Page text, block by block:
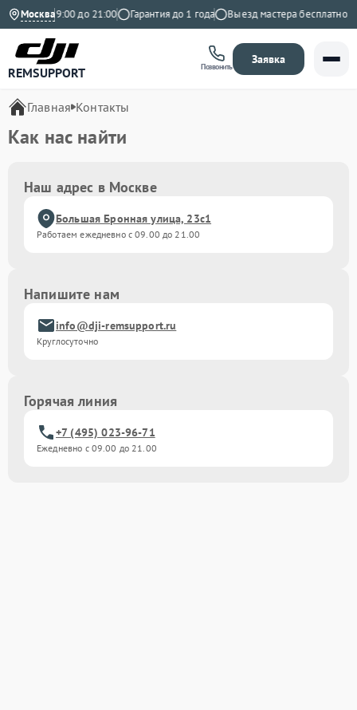
Москвас 9:00 до 21:00 Гарантия до 1 года Выезд мастера бесплатно
REMSUPPORT Позвонить
Заявка
Главная Контакты
Как нас найти
Наш адрес в Москве
Большая Бронная улица, 23с1
Работаем ежедневно с 09.00 до 21.00
Напишите нам
info@dji-remsupport.ru
Круглосуточно
Горячая линия
+7 (495) 023-96-71
Ежедневно с 09.00 до 21.00